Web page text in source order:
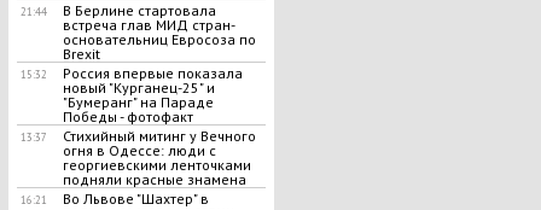
21:44
В Берлине стартовала
встреча глав МИД стран-
основательниц Евросоза по
Brexit
15:32
Россия впервые показала
новый "Курганец-25" и
"Бумеранг" на Параде
Победы - фотофакт
13:37
Стихийный митинг у Вечного
огня в Одессе: люди с
георгиевскими ленточками
подняли красные знамена
16:21
Во Львове "Шахтер" в